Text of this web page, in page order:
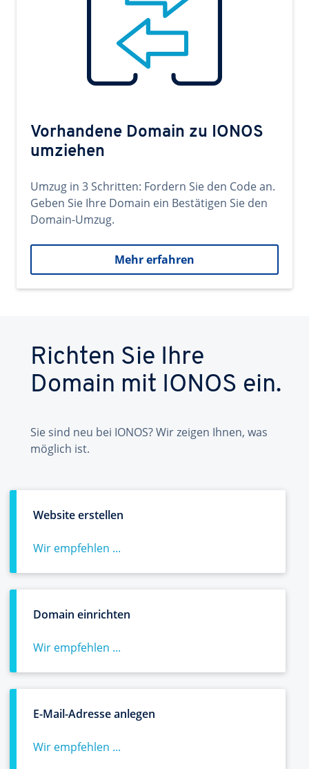
Vorhandene Domain zu IONOS
umziehen
Umzug in 3 Schritten: Fordern Sie den Code an.
Geben Sie Ihre Domain ein Bestätigen Sie den
Domain-Umzug.
Mehr erfahren
Richten Sie Ihre
Domain mit IONOS ein.
Sie sind neu bei IONOS? Wir zeigen Ihnen, was
möglich ist.
Website erstellen
Wir empfehlen ...
Domain einrichten
Wir empfehlen ...
E-Mail-Adresse anlegen
Wir empfehlen ...